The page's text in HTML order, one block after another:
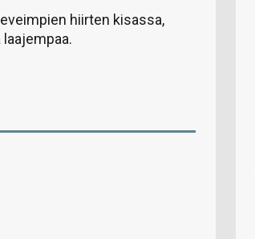
hiirten kisassa,